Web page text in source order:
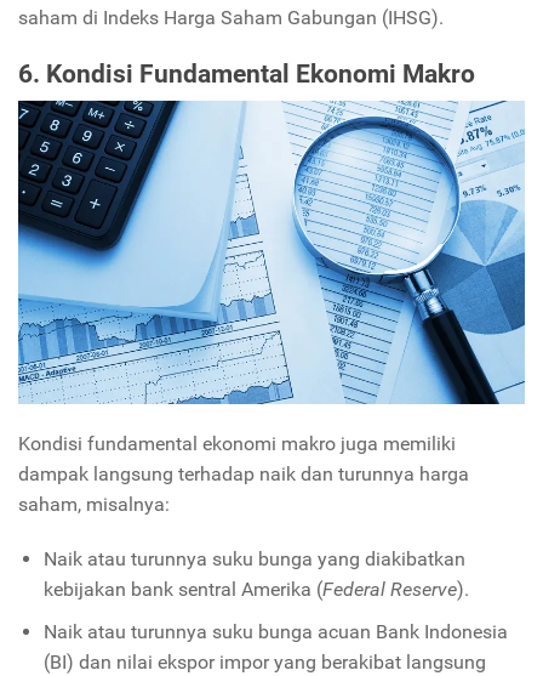
saham di Indeks Harga Saham Gabungan (IHSG).
6. Kondisi Fundamental Ekonomi Makro
Kondisi fundamental ekonomi makro juga memiliki
dampak langsung terhadap naik dan turunnya harga
saham, misalnya:
Naik atau turunnya suku bunga yang diakibatkan
kebijakan bank sentral Amerika (Federal Reserve).
Naik atau turunnya suku bunga acuan Bank Indonesia
(BI) dan nilai ekspor impor yang berakibat langsung